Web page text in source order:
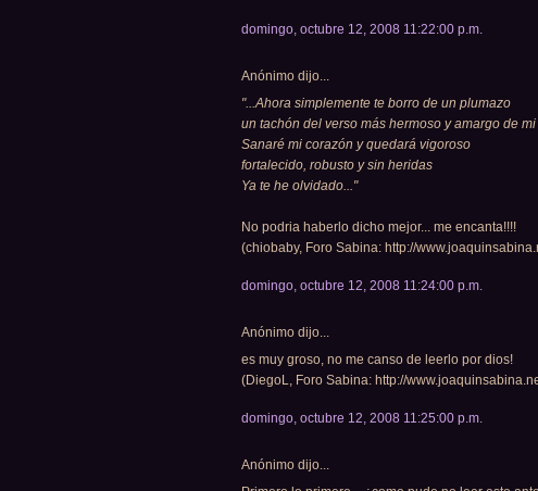
domingo, octubre 12, 2008 11:22:00 p.m.
Anónimo dijo...
"...Ahora simplemente te borro de un plumazo
un tachón del verso más hermoso y amargo de
Sanaré mi corazón y quedará vigoroso
fortalecido, robusto y sin heridas
Ya te he olvidado..."
No podria haberlo dicho mejor... me encanta!!!!
(chiobaby, Foro Sabina: http://
domingo, octubre 12, 2008 11:24:00 p.m.
Anónimo dijo...
es muy groso, no me canso de leerlo por dios!
(DiegoL, Foro Sabina: http://
domingo, octubre 12, 2008 11:25:00 p.m.
Anónimo dijo...